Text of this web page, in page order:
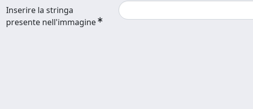
Inserire la stringa
presente nell'immagine